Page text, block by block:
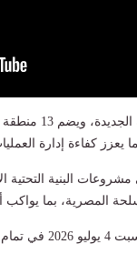
يقع المقر
يعزز كفاءة إدارة
البنية التحتية
المصرية، بما يواكب
مساءً.